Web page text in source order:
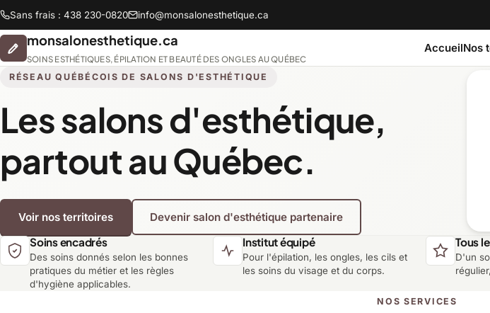
Sans frais : 438 230-0820 info@monsalonesthetique.ca
monsalonesthetique.ca
SOINS ESTHÉTIQUES, ÉPILATION ET BEAUTÉ DES ONGLES AU QUÉBEC
AccueilNos
Bas-Saint-Laurent
Lanaudière Laurentides
Montérégie
RÉSEAU QUÉBÉCOIS DE SALONS D'ESTHÉTIQUE
Les salons d'esthétique,
partout au Québec.
Voir nos territoires Devenir salon d'esthétique partenaire
Soins encadrés
Des soins donnés selon les bonnes
pratiques du métier et les règles
d'hygiène applicables.
Institut équipé
Pour l'épilation, les ongles, les cils et
les soins du visage et du corps.
Tous
D'un
NOS SERVICES